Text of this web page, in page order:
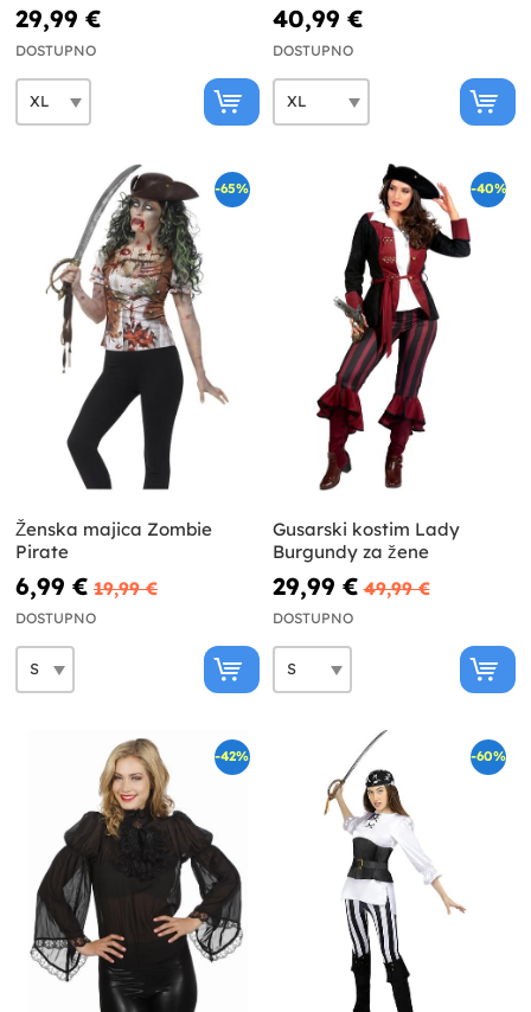
29,99 €
DOSTUPNO
kolonijalna kolekcija
40,99 €
DOSTUPNO
-65%
Ženska majica Zombie
Pirate
6,99 € 19,99 €
DOSTUPNO
-40%
Gusarski kostim Lady
Burgundy za žene
29,99 € 49,99 €
DOSTUPNO
-42% -60%